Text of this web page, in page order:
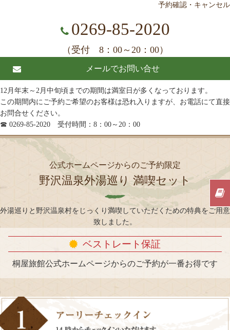
予約確認・キャンセル
0269-85-2020
（受付 8：00～20：00）
メールでお問い合せ
12月年末～2月中旬頃までの期間は満室日が多くなっております。
この期間内にご予約ご希望のお客様は恐れ入りますが、お電話にて直接
お問合せください。
☎ 0269-85-2020 受付時間：8：00～20：00
公式ホームページからのご予約限定
野沢温泉外湯巡り 満喫セット
外湯巡りと野沢温泉村をじっくり満喫していただくための特典をご用意
致しました。
ベストレート保証
桐屋旅館公式ホームページからのご予約が一番お得です